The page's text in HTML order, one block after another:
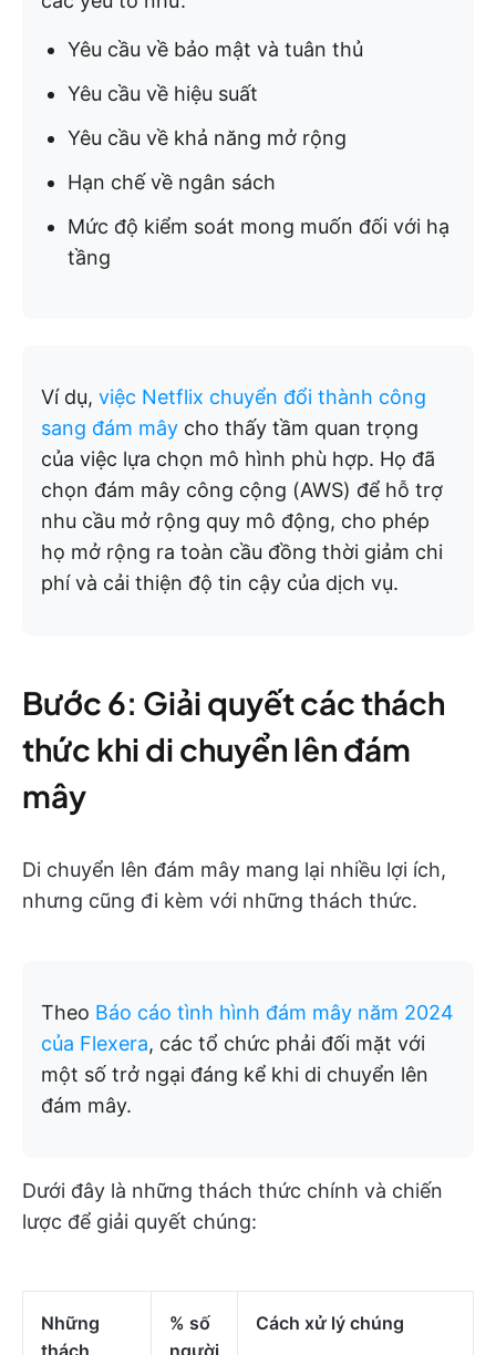
Yêu cầu về bảo mật và tuân thủ
Yêu cầu về hiệu suất
Yêu cầu về khả năng mở rộng
Hạn chế về ngân sách
Mức độ kiểm soát mong muốn đối với hạ
tầng
Ví dụ, việc Netflix chuyển đổi thành công
sang đám mây cho thấy tầm quan trọng
của việc lựa chọn mô hình phù hợp. Họ đã
chọn đám mây công cộng (AWS) để hỗ trợ
nhu cầu mở rộng quy mô động, cho phép
họ mở rộng ra toàn cầu đồng thời giảm chi
phí và cải thiện độ tin cậy của dịch vụ.
Bước 6: Giải quyết các thách
thức khi di chuyển lên đám
mây
Di chuyển lên đám mây mang lại nhiều lợi ích,
nhưng cũng đi kèm với những thách thức.
Theo Báo cáo tình hình đám mây năm 2024
của Flexera, các tổ chức phải đối mặt với
một số trở ngại đáng kể khi di chuyển lên
đám mây.
Dưới đây là những thách thức chính và chiến
lược để giải quyết chúng:
Những
thách
% số
người
Cách xử lý chúng